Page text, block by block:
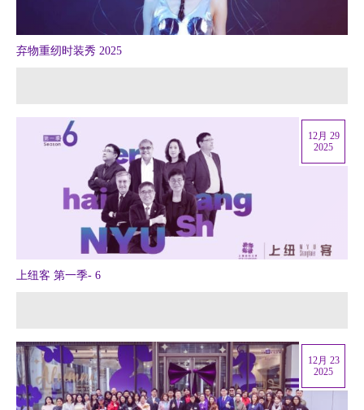
弃物重纫时装秀 2025
上纽客 第一季- 6
12月 29
2025
12月 23
2025